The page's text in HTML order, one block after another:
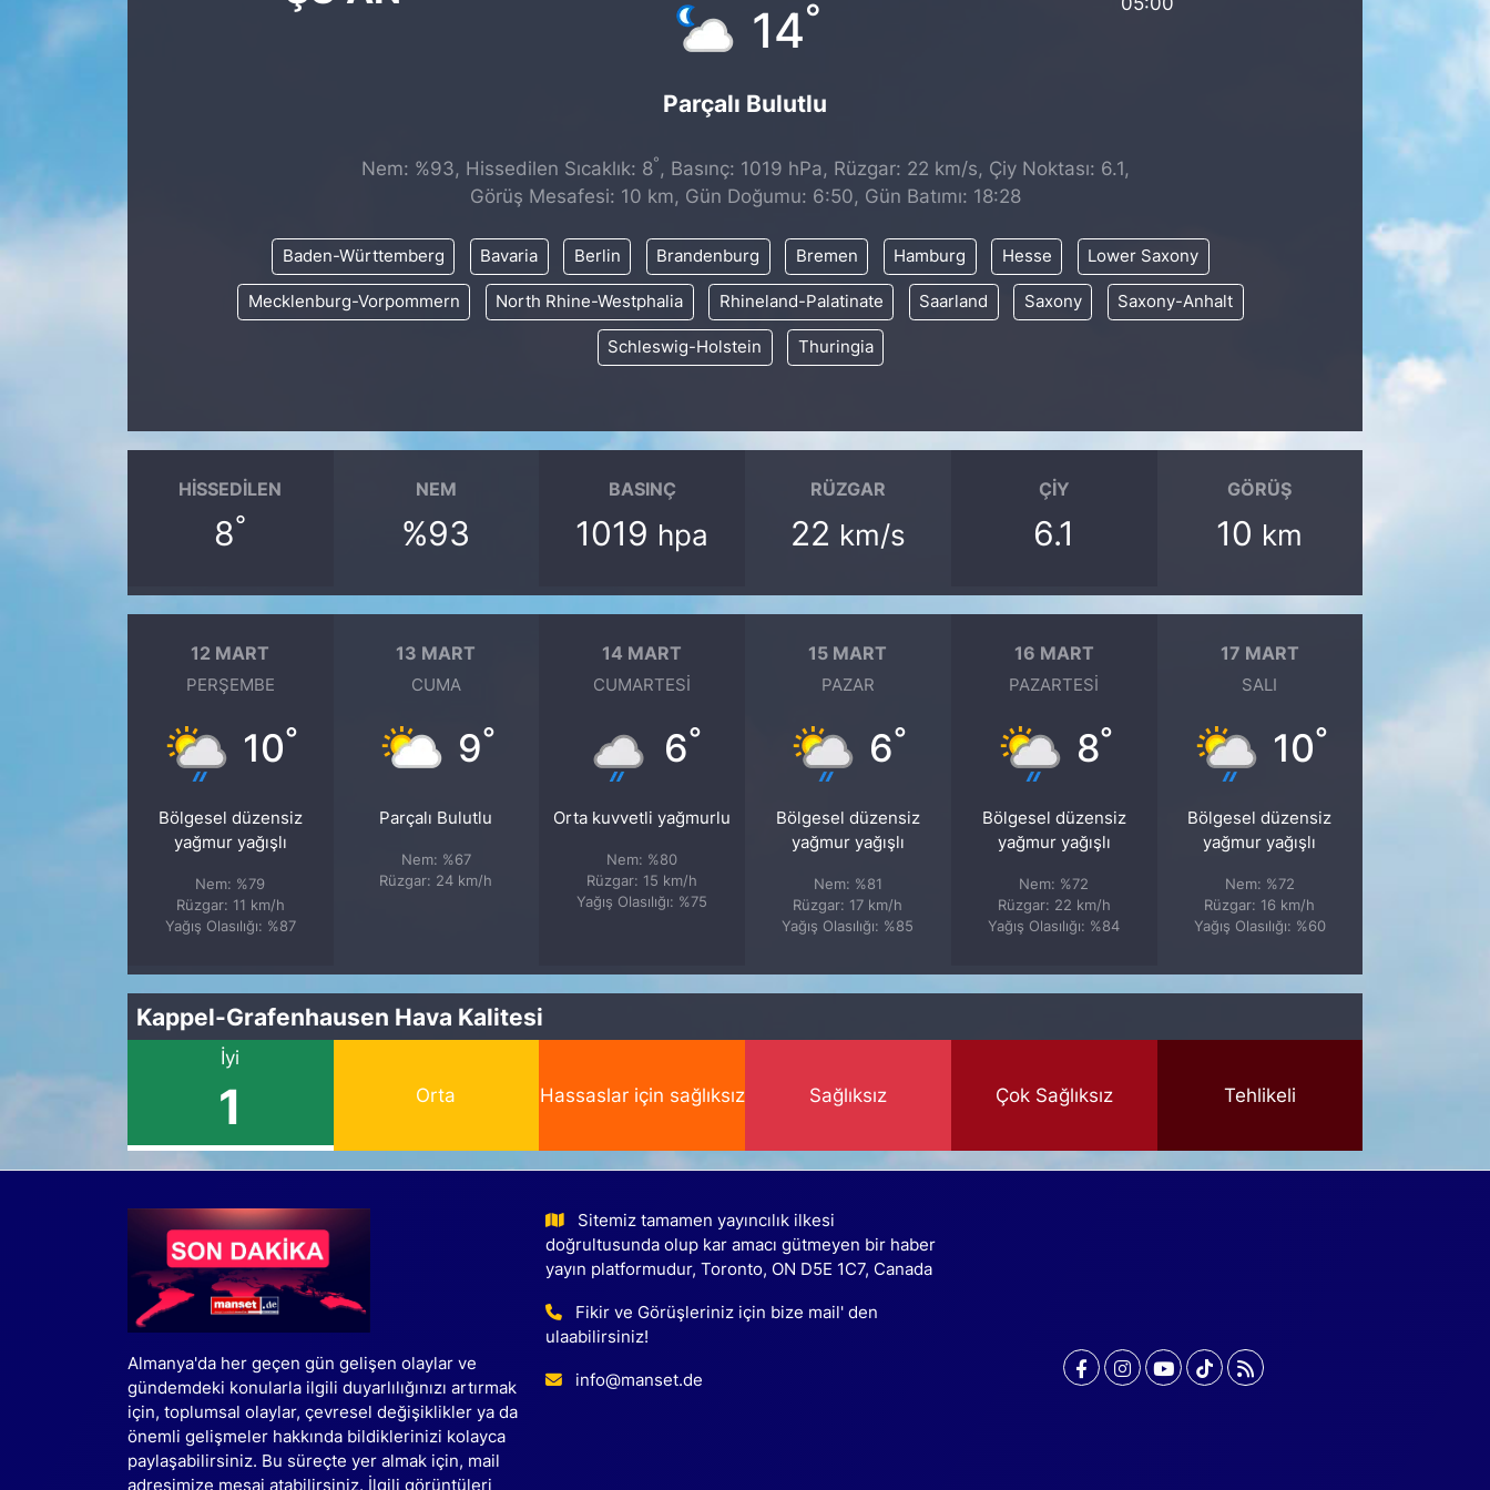
14°
Parçalı Bulutlu
Nem: %93, Hissedilen Sıcaklık: 8° , Basınç: 1019 hPa, Rüzgar: 22 km/s, Çiy Noktası: 6.1,
Görüş Mesafesi: 10 km, Gün Doğumu: 6:50, Gün Batımı: 18:28
Baden-Württemberg Bavaria Berlin Brandenburg Bremen Hamburg Hesse Lower Saxony
Mecklenburg-Vorpommern North Rhine-Westphalia Rhineland-Palatinate Saarland Saxony Saxony-Anhalt
Schleswig-Holstein Thuringia
HISSEDILEN
8°
NEM
%93
BASINÇ
1019 hpa
RÜZGAR
22 km/s
ÇIY
6.1
GÖRÜŞ
10 km
12 MART
PERŞEMBE
10°
Bölgesel düzensiz
yağmur yağışlı
Nem: %79
Rüzgar: 11 km/h
Yağış Olasılığı: %87
13 MART
CUMA
9°
Parçalı Bulutlu
Nem: %67
Rüzgar: 24 km/h
14 MART
CUMARTESI
6°
Orta kuvvetli yağmurlu
Nem: %80
Rüzgar: 15 km/h
Yağış Olasılığı: %75
15 MART
PAZAR
6°
Bölgesel düzensiz
yağmur yağışlı
Nem: %81
Rüzgar: 17 km/h
Yağış Olasılığı: %85
16 MART
PAZARTESI
8°
Bölgesel düzensiz
yağmur yağışlı
Nem: %72
Rüzgar: 22 km/h
Yağış Olasılığı: %84
17 MART
SALI
10°
Bölgesel düzensiz
yağmur yağışlı
Nem: %72
Rüzgar: 16 km/h
Yağış Olasılığı: %60
Kappel-Grafenhausen Hava Kalitesi
İyi
1 Orta Hassaslar için sağlıksız Sağlıksız Çok Sağlıksız Tehlikeli
Almanya'da her geçen gün gelişen olaylar ve
gündemdeki konularla ilgili duyarlılığınızı artırmak
için, toplumsal olaylar, çevresel değişiklikler ya da
önemli gelişmeler hakkında bildiklerinizi kolayca
paylaşabilirsiniz. Bu süreçte yer almak için, mail
adresimize mesaj atabilirsiniz. İlgili görüntüleri
Sitemiz tamamen yayıncılık ilkesi
doğrultusunda olup kar amacı gütmeyen bir haber
yayın platformudur, Toronto, ON D5E 1C7, Canada
Fikir ve Görüşleriniz için bize mail' den
ulaabilirsiniz!
info@manset.de
SİYASET